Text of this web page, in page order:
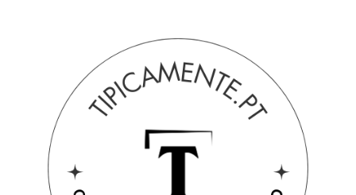
Galo de Barcelos Artesanal Pintado à Mão 20cm